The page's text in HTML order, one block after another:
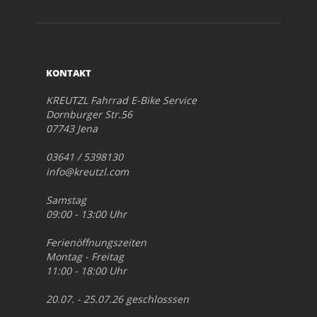
KONTAKT
KREUTZL Fahrrad E-Bike Service
Dornburger Str.56
07743 Jena
03641 / 5398130
info@kreutzl.com
Samstag
09:00 - 13:00 Uhr
Ferienöffnungszeiten
Montag - Freitag
11:00 - 18:00 Uhr
20.07. - 25.07.26 geschlosssen